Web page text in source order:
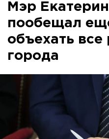
Мэр
пообещал
объехать
города